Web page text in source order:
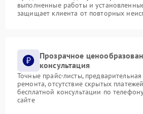
выполненные работы и
защищает клиента от повторных
Прозрачное
консультация
Точные прайс-листы,
ремонта, отсутствие скрытых
бесплатной консультации по
сайте